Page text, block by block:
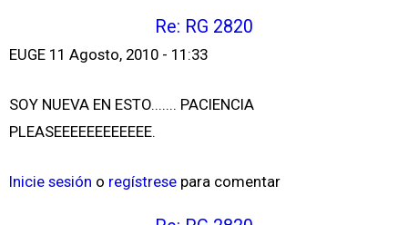
Re: RG 2820
EUGE 11 Agosto, 2010 - 11:33
SOY NUEVA EN ESTO....... PACIENCIA
PLEASEEEEEEEEEEEE.
Inicie sesión o regístrese para comentar